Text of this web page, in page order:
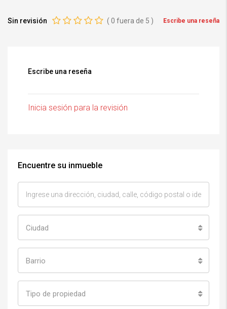
Sin revisión ( 0 fuera de 5 ) Escribe una reseña
Escribe una reseña
Inicia sesión para la revisión
Encuentre su inmueble
Ciudad
Barrio
Tipo de propiedad